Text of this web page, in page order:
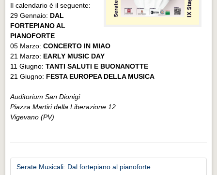
Il calendario è il seguente:
29 Gennaio: DAL
FORTEPIANO AL
PIANOFORTE
05 Marzo:CONCERTO IN MIAO
21 Marzo: EARLY MUSIC DAY
11 Giugno:TANTI SALUTI E BUONANOTTE
21 Giugno: FESTA EUROPEA DELLA MUSICA
Auditorium San Dionigi
Piazza Martiri della Liberazione 12
Vigevano (PV)
Serate Musicali: Dal fortepiano al pianoforte